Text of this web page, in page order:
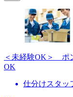
＜未経験OK＞ ポ
OK
仕分けスタッ